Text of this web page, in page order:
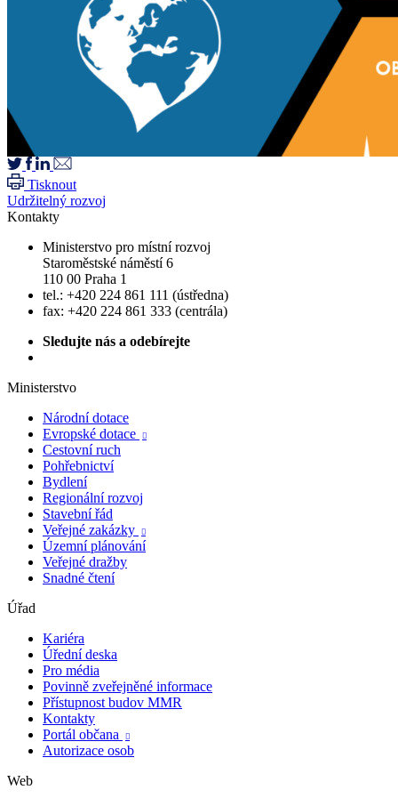
Tisknout
Udržitelný rozvoj
Kontakty
Ministerstvo pro místní rozvoj
Staroměstské náměstí 6
110 00 Praha 1
tel.: +420 224 861 111 (ústředna)
fax: +420 224 861 333 (centrála)
Sledujte nás a odebírejte
Ministerstvo
Národní dotace
Evropské dotace

Cestovní ruch
Pohřebnictví
Bydlení
Regionální rozvoj
Stavební řád
Veřejné zakázky

Územní plánování
Veřejné dražby
Snadné čtení
Úřad
Kariéra
Úřední deska
Pro média
Povinně zveřejněné informace
Přístupnost budov MMR
Kontakty
Portál občana

Autorizace osob
Web